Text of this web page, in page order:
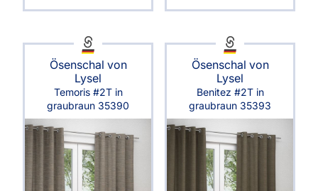
Ösenschal von
Lysel
Temoris #2T in
graubraun 35390
Ösenschal von
Lysel
Benitez #2T in
graubraun 35393